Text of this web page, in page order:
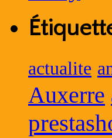
actualite
Auxerre